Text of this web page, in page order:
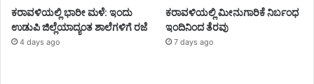
ಕರಾವಳಿಯಲ್ಲಿ ಭಾರೀ ಮಳೆ: ಇಂದು
ಉಡುಪಿ ಜಿಲ್ಲೆಯಾದ್ಯಂತ ಶಾಲೆಗಳಿಗೆ ರಜೆ
4 days ago
ಕರಾವಳಿಯಲ್ಲಿ ಮೀನುಗಾರಿಕೆ ನಿರ್ಬಂಧ
ಇಂದಿನಿಂದ ತೆರವು
7 days ago